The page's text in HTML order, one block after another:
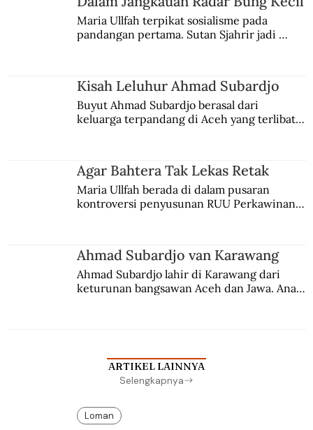
Maria Ullfah terpikat sosialisme pada
pandangan pertama. Sutan Sjahrir jadi
Kisah Leluhur Ahmad Subardjo
Buyut Ahmad Subardjo berasal dari
keluarga terpandang di Aceh yang terlibat
Agar Bahtera Tak Lekas Retak
Maria Ullfah berada di dalam pusaran
kontroversi penyusunan RUU Perkawinan.
Ahmad Subardjo van Karawang
Ahmad Subardjo lahir di Karawang dari
keturunan bangsawan Aceh dan Jawa. Anak
ARTIKEL LAINNYA
Selengkapnya
Loman